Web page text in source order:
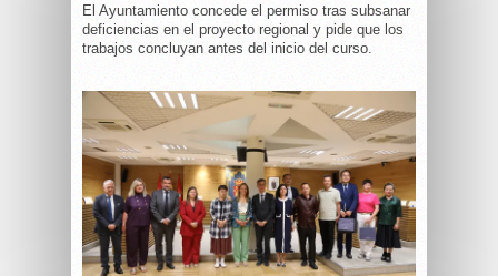
El Ayuntamiento concede el permiso tras subsanar
deficiencias en el proyecto regional y pide que los
trabajos concluyan antes del inicio del curso.